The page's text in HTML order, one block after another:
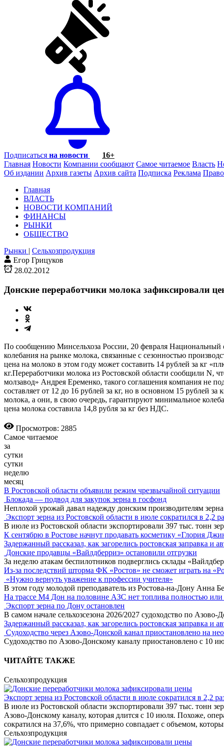
Подписаться на новости
16+
Главная Новости Компании сообщают Самое читаемое Власть
Об издании Архив газеты Архив сайта Подписка Реклама
Главная
ВЛАСТЬ
НОВОСТИ КОМПАНИЙ
ФИНАНСЫ
РЫНКИ
ОБЩЕСТВО
Рынки | Сельхозпродукция
Егор Грицуков
28.02.2012
Донские переработчики молока зафиксировали
По сообщению Минсельхоза России, 20 февраля Национальный
колебания на рынке молока, связанные с сезонностью
цена на молоко в этом году может составить 14 рублей за кг
кг.Переработчики молока из Ростовской области сообщили N,
молзавод» Андрея Еременко, такого соглашения компания не
составляет от 12 до 16 рублей за кг, но в основном 15 рублей
молока, а они, в свою очередь, гарантируют минимальное
цена молока составила 14,8 рубля за кг без НДС.
Просмотров: 2885
Самое читаемое
за
сутки
сутки
неделю
месяц
В Ростовской области объявили режим чрезвычайной ситуации
Блокада — подвод для закупок зерна в госфонд
Неплохой урожай давал надежду донским производителям
Экспорт зерна из Ростовской области в июле сократился в 2,2
В июле из Ростовской области экспортировали 397 тыс. тонн
К сентябрю в Ростове начнут продавать косметику «Глория
Задержанный рассказал, как загорелись ростовская заправка и
Донские продавцы «Вайлдберриз» остановили отгрузки
За неделю атакам беспилотников подверглись склады
Из-за последствий шторма ФК «Ростов» не сможет играть на
«Нужно вернуть уважение к профессии учителя»
В этом году молодой преподаватель из Ростова-на-Дону Анна
На трассе М4 Дон на половине АЗС нет топлива полностью или
Экспорт зерна по Дону остановлен
В самом начале сельхозсезона 2026/2027 судоходство по
Задержанный рассказал, как загорелись ростовская заправка и
Судоходство через Азово-Донской канал приостановлено на
Судоходство по Азово-Донскому каналу приостановлено с 10
ЧИТАЙТЕ ТАКЖЕ
Сельхозпродукция
Экспорт зерна из Ростовской области в июле сократился в 2,2
В июле из Ростовской области экспортировали 397 тыс. тонн
Азово-Донскому каналу, которая длится с 10 июля. Похоже,
сократился на 37,6%, что примерно совпадает с объемом,
Сельхозпродукция